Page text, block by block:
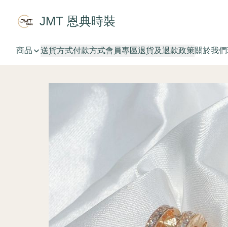
JMT 恩典時裝
商品 送貨方式付款方式會員專區退貨及退款政策關於我們